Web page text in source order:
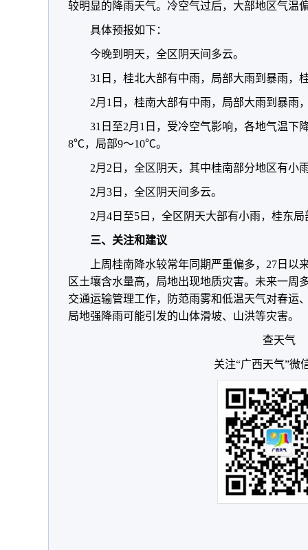
较明显的降雨天气。冷空气过后，大部地区气温
具体预报如下：
今晚到明天，全区阴天间多云。
31日，桂北大部有中雨，局部大雨到暴雨，
2月1日，桂南大部有中雨，局部大雨到暴雨
31日至2月1日，受冷空气影响，各地气温下
8℃，局部9～10℃。
2月2日，全区阴天，其中桂南部分地区有小
2月3日，全区阴天间多云。
2月4日至5日，全区阴天大部有小雨，桂东
三、关注和建议
上周桂南降水较常年同期严重偏多，27日
区土壤含水量高，局地出现地质灾害。未来一周
交通运输管理工作，防范雨雾和低温天气对春运
局地强降雨可能引发的山体滑坡、山洪等灾害。
查天气
关注“广西天气”微